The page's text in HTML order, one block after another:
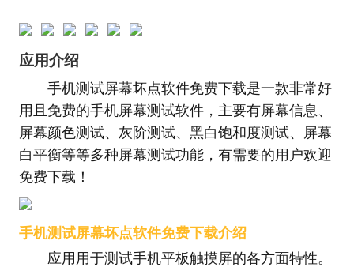
应用介绍
手机测试屏幕坏点软件免费下载是一款非常好
用且免费的手机屏幕测试软件，主要有屏幕信息、
屏幕颜色测试、灰阶测试、黑白饱和度测试、屏幕
白平衡等等多种屏幕测试功能，有需要的用户欢迎
免费下载！
手机测试屏幕坏点软件免费下载介绍
应用用于测试手机平板触摸屏的各方面特性。